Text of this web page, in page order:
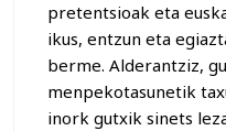
pretentsioak eta
ikus, entzun eta
berme. Alderantziz,
menpekotasunetik
inork gutxik sinets